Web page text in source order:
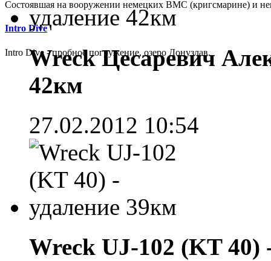
Cостоявшая на вооружении немецких ВМС (кригсмарине) и
Intro Dive
Intro Dive - пробное погружение, озеро Донузлав.
Wreck Цесаревич
42км
27.02.2012 10:54
Wreck UJ-102 (KT 40)